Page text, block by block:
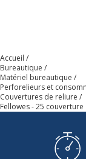
Accueil
Bureautique
Matériel bureautique
Perforelieurs et
Couvertures de reliure
Fellowes - 25 couverture